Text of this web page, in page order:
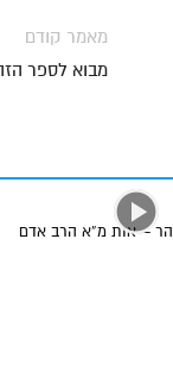
מאמר קודם
מבוא לספר
– אות מ”א הרב אדם